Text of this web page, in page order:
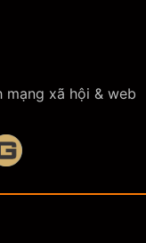
xã hội & web